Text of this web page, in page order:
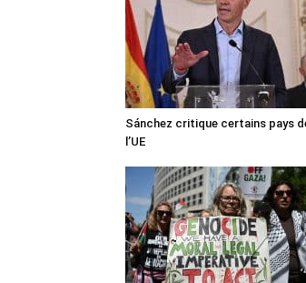
Sánchez critique certains pays
l’UE